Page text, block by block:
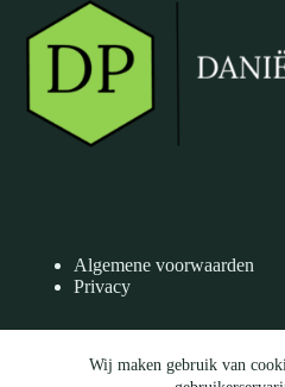
Wij maken gebruik van
Algemene voorwaarden
Privacy
Facebook